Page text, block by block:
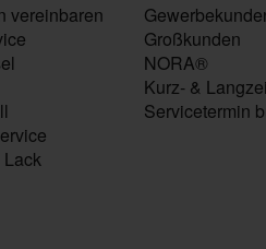
vereinbaren
Großkunden
NORA®
Kurz- &
Servicetermin